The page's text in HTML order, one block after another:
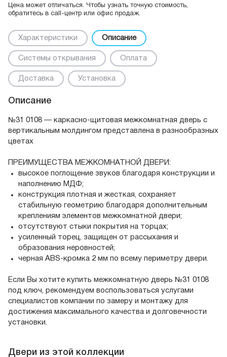
Цена может отличаться. Чтобы узнать точную стоимость,
обратитесь в call-центр или офис продаж.
Характеристики Описание
Системы открывания Оплата
Доставка Установка
Описание
№31 0108 — каркасно-щитовая межкомнатная дверь с
вертикальным молдингом представлена в разнообразных
цветах
ПРЕИМУЩЕСТВА МЕЖКОМНАТНОЙ ДВЕРИ:
высокое поглощение звуков благодаря конструкции и
наполнению МДФ;
конструкция плотная и жесткая, сохраняет
стабильную геометрию благодаря дополнительным
креплениям элементов межкомнатной двери;
отсутствуют стыки покрытия на торцах;
усиленный торец, защищен от рассыхания и
образования неровностей;
черная ABS-кромка 2 мм по всему периметру двери.
Если Вы хотите купить межкомнатную дверь №31 0108
под ключ, рекомендуем воспользоваться услугами
специалистов компании по замеру и монтажу для
достижения максимального качества и долговечности
установки.
Двери из этой коллекции